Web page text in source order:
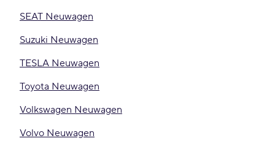
SEAT Neuwagen
Suzuki Neuwagen
TESLA Neuwagen
Toyota Neuwagen
Volkswagen Neuwagen
Volvo Neuwagen